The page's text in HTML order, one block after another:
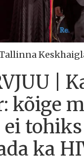
|
kõige
ei tohiks
ka